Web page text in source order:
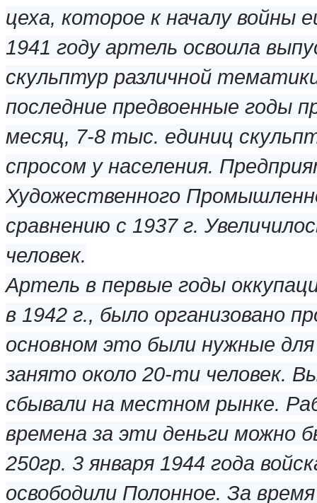
цеха, которое к началу войны
1941 году артель освоила
скульптур различной
последние предвоенные годы
месяц, 7-8 тыс. единиц
спросом у населения.
Художественного
сравнению с 1937 г.
человек.
Артель в первые годы
в 1942 г., было организовано
основном это были нужные
занято около 20-ти человек.
сбывали на местном рынке.
времена за эти деньги можно
250гр. 3 января 1944 года
освободили Полонное. За